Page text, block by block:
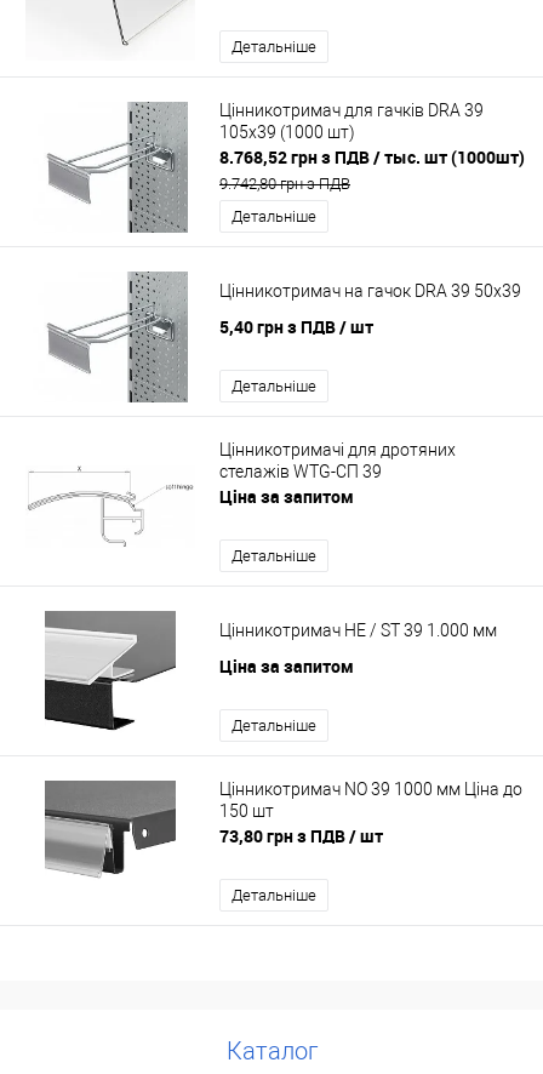
Детальніше
Цінникотримач для гачків DRA 39
105х39 (1000 шт)
8.768,52 грн з ПДВ/ тыс. шт (1000шт)
9.742,80 грн з ПДВ
Детальніше
Цінникотримач на гачок DRA 39 50х39
5,40 грн з ПДВ/ шт
Детальніше
Цінникотримачі для дротяних
стелажів WTG-СП 39
Ціна за запитом
Детальніше
Цінникотримач HE / ST 39 1.000 мм
Ціна за запитом
Детальніше
Цінникотримач NO 39 1000 мм Ціна до
150 шт
73,80 грн з ПДВ/ шт
Детальніше
Каталог